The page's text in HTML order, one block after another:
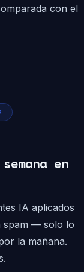
con el
en
IA aplicados
spam — solo lo
la mañana.